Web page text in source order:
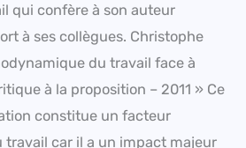
qui confère à son auteur
à ses collègues. Christophe
du travail face à
à la proposition – 2011 » Ce
constitue un facteur
travail car il a un impact majeur